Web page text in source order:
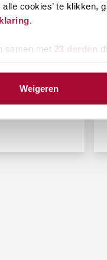
alle cookies’ te
.
samen met 23 derden
Weigeren